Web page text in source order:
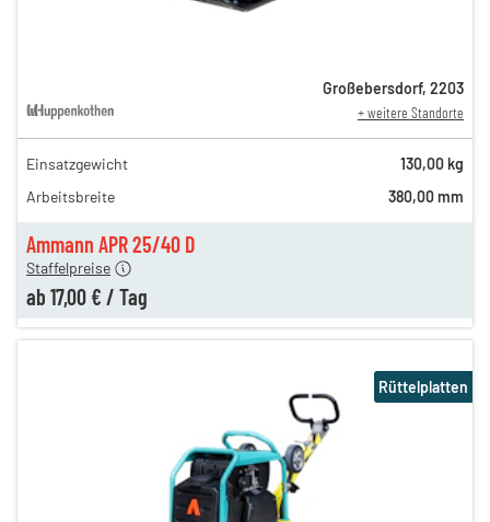
Ammann APR 25/40 D
50,00 €
31,00 €
Staffelpreise
ab 17,00 € / Tag
Großebersdorf, 2203
+ weitere Standorte
Einsatzgewicht
130,00 kg
Arbeitsbreite
380,00 mm
Rüttelplatten